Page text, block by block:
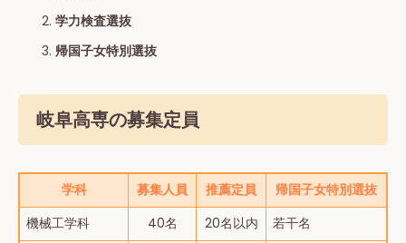
学⼒検査選抜
帰国子女特別選抜
岐阜高専の募集定員
学科 募集人員 推薦定員
帰国子女特別選抜
機械工学科
40名 20名以内
若干名